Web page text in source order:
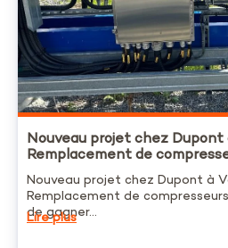
Nouveau projet chez Dupont
Remplacement de
Nouveau projet chez Dupont à
Remplacement de
de gagner...
Lire plus